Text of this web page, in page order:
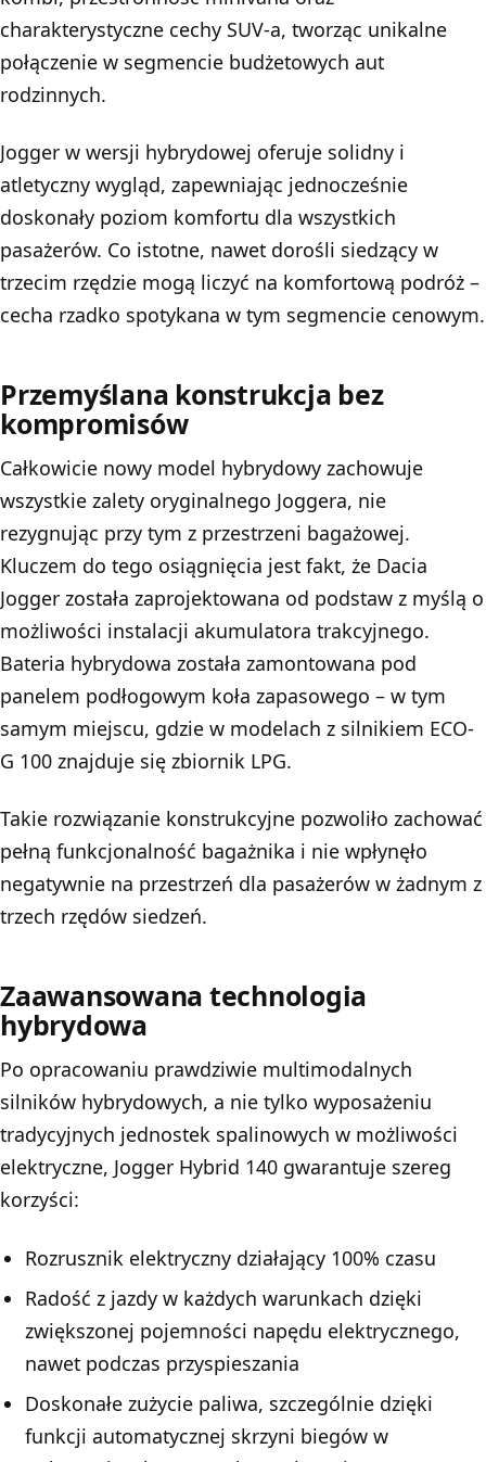
charakterystyczne cechy SUV-a, tworząc unikalne
połączenie w segmencie budżetowych aut
rodzinnych.
Jogger w wersji hybrydowej oferuje solidny i
atletyczny wygląd, zapewniając jednocześnie
doskonały poziom komfortu dla wszystkich
pasażerów. Co istotne, nawet dorośli siedzący w
trzecim rzędzie mogą liczyć na komfortową podróż –
cecha rzadko spotykana w tym segmencie cenowym.
Przemyślana konstrukcja bez
kompromisów
Całkowicie nowy model hybrydowy zachowuje
wszystkie zalety oryginalnego Joggera, nie
rezygnując przy tym z przestrzeni bagażowej.
Kluczem do tego osiągnięcia jest fakt, że Dacia
Jogger została zaprojektowana od podstaw z myślą o
możliwości instalacji akumulatora trakcyjnego.
Bateria hybrydowa została zamontowana pod
panelem podłogowym koła zapasowego – w tym
samym miejscu, gdzie w modelach z silnikiem ECO-
G 100 znajduje się zbiornik LPG.
Takie rozwiązanie konstrukcyjne pozwoliło zachować
pełną funkcjonalność bagażnika i nie wpłynęło
negatywnie na przestrzeń dla pasażerów w żadnym z
trzech rzędów siedzeń.
Zaawansowana technologia
hybrydowa
Po opracowaniu prawdziwie multimodalnych
silników hybrydowych, a nie tylko wyposażeniu
tradycyjnych jednostek spalinowych w możliwości
elektryczne, Jogger Hybrid 140 gwarantuje szereg
korzyści:
Rozrusznik elektryczny działający 100% czasu
Radość z jazdy w każdych warunkach dzięki
zwiększonej pojemności napędu elektrycznego,
nawet podczas przyspieszania
Doskonałe zużycie paliwa, szczególnie dzięki
funkcji automatycznej skrzyni biegów w